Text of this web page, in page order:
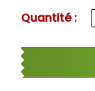
Quantité :